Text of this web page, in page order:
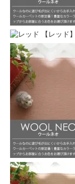
【レッド】